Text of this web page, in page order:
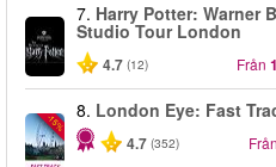
7. Harry Potter: Warner
Studio Tour London
4.7 (12) Från
-15%
8. London Eye: Fast
4.7 (352)